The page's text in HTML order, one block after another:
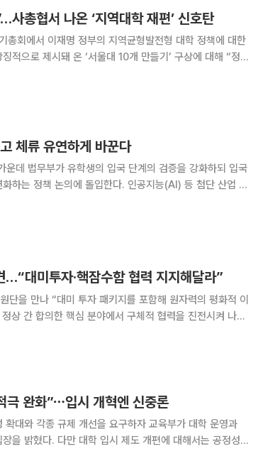
총협서 나온 ‘지역대학 재편’ 신호탄
총회에서 이재명 정부의 지역균형발전형 대학 정책에 대한
적으로 제시돼 온 ‘서울대 10개 만들기’ 구상에 대해 “정
체류 유연하게 바꾼다
데 법무부가 유학생의 입국 단계의 검증을 강화하되 입국
하는 정책 논의에 돌입한다. 인공지능(AI) 등 첨단 산업 분
유학생 비자제도 개선
대미투자·핵잠수함 협력 지지해달라”
단을 만나 “대미 투자 패키지를 포함해 원자력의 평화적 이
상 간 합의한 핵심 분야에서 구체적 협력을 진전시켜 나갈
서 진 섀힌 상원 외교
극 완화”⋯입시 개혁엔 신중론
대와 각종 규제 개선을 요구하자 교육부가 대학 운영과
을 밝혔다. 다만 대학 입시 제도 개편에 대해서는 공정성